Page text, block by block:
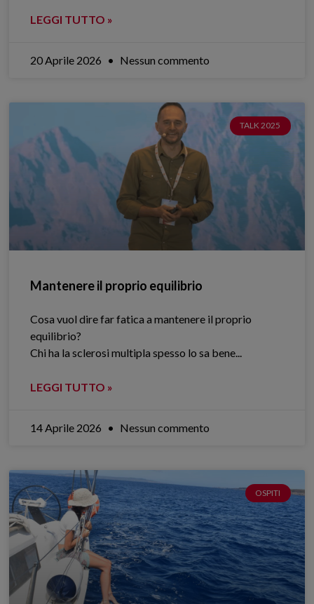
LEGGI TUTTO »
20 Aprile 2026 Nessun commento
TALK 2025
Mantenere il proprio equilibrio
Cosa vuol dire far fatica a mantenere il proprio
equilibrio?
Chi ha la sclerosi multipla spesso lo sa bene.​..
LEGGI TUTTO »
14 Aprile 2026 Nessun commento
OSPITI